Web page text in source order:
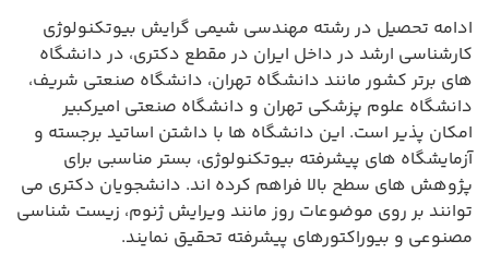
ادامه تحصیل در رشته مهندسی شیمی گرایش بیوتکنولوژی
کارشناسی ارشد در داخل ایران در مقطع دکتری، در دانشگاه
های برتر کشور مانند دانشگاه تهران، دانشگاه صنعتی شریف،
دانشگاه علوم پزشکی تهران و دانشگاه صنعتی امیرکبیر
امکان پذیر است. این دانشگاه ها با داشتن اساتید برجسته و
آزمایشگاه های پیشرفته بیوتکنولوژی، بستر مناسبی برای
پژوهش های سطح بالا فراهم کرده اند. دانشجویان دکتری می
توانند بر روی موضوعات روز مانند ویرایش ژنوم، زیست شناسی
مصنوعی و بیوراکتورهای پیشرفته تحقیق نمایند.